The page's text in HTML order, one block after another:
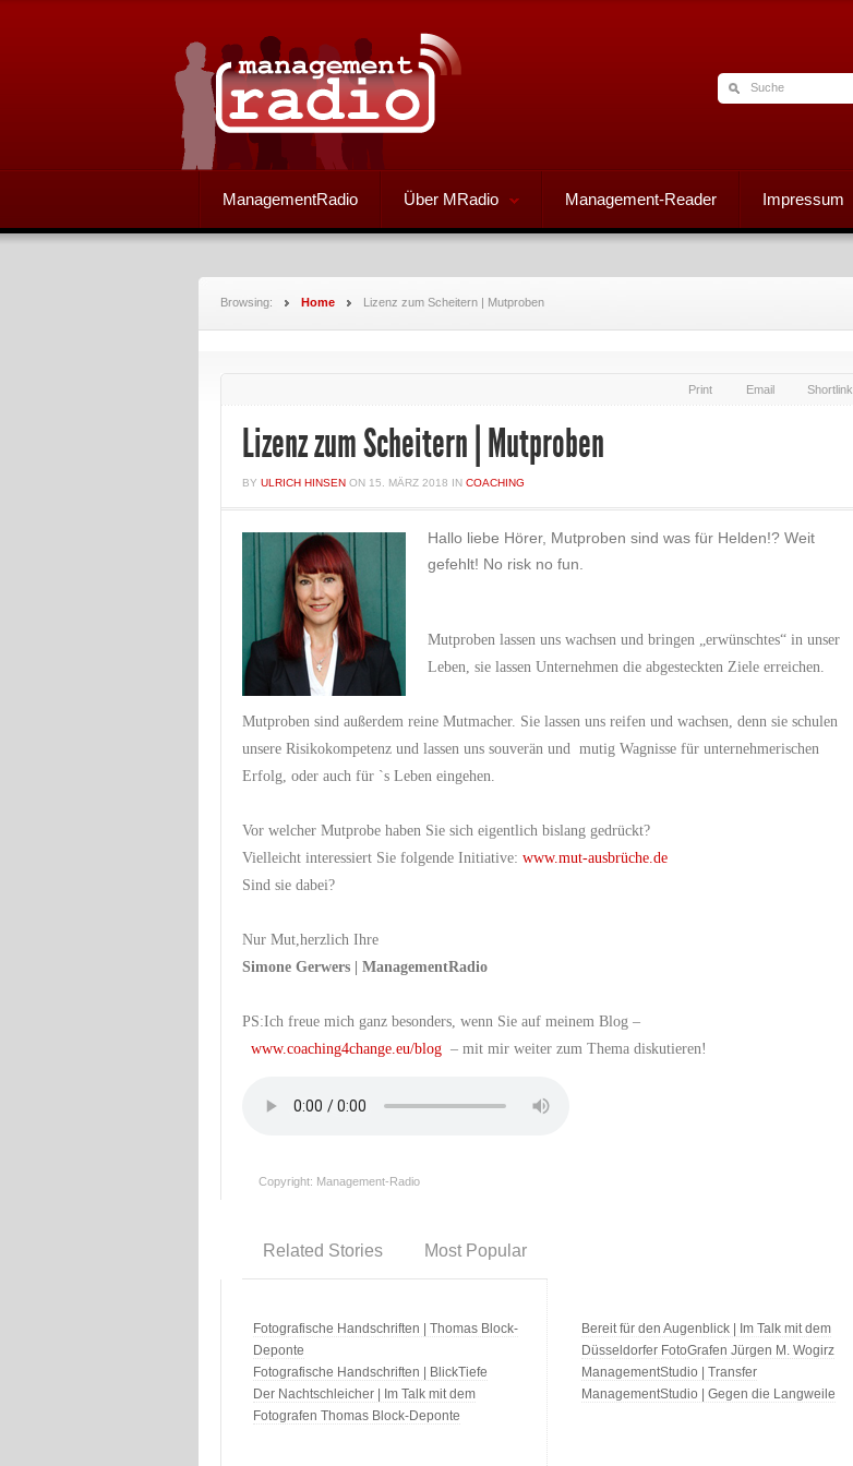
ManagementRadio Über MRadio Management-Reader Impressum
Browsing: Home Lizenz zum Scheitern | Mutproben
Print Email Shortlink
Lizenz zum Scheitern | Mutproben
BY ULRICH HINSEN ON 15. MÄRZ 2018 IN COACHING
Hallo liebe Hörer, Mutproben sind was für Helden!? Weit
gefehlt! No risk no fun.
Mutproben lassen uns wachsen und bringen „erwünschtes“ in unser
Leben, sie lassen Unternehmen die abgesteckten Ziele erreichen.
Mutproben sind außerdem reine Mutmacher. Sie lassen uns reifen und wachsen, denn sie schulen
unsere Risikokompetenz und lassen uns souverän und mutig Wagnisse für unternehmerischen
Erfolg, oder auch für `s Leben eingehen.
Vor welcher Mutprobe haben Sie sich eigentlich bislang gedrückt?
Vielleicht interessiert Sie folgende Initiative: www.mut-ausbrüche.de
Sind sie dabei?
Nur Mut,herzlich Ihre
Simone Gerwers | ManagementRadio
PS:Ich freue mich ganz besonders, wenn Sie auf meinem Blog –
www.coaching4change.eu/blog – mit mir weiter zum Thema diskutieren!
Copyright: Management-Radio
Related Stories Most Popular
Fotografische Handschriften | Thomas Block-
Deponte
Fotografische Handschriften | BlickTiefe
Der Nachtschleicher | Im Talk mit dem
Fotografen Thomas Block-Deponte
Bereit für den Augenblick | Im Talk mit dem
Düsseldorfer FotoGrafen Jürgen M. Wogirz
ManagementStudio | Transfer
ManagementStudio | Gegen die Langweile